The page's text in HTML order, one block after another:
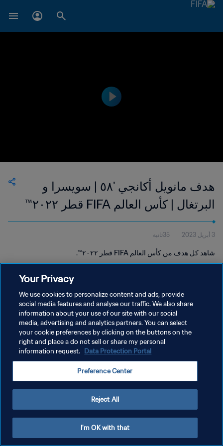
هدف مانويل أكانجي '٥٨ | سويسرا و
البرتغال | كأس العالم FIFA قطر ٢٠٢٢™
3 أبريل 2023 35ثانية
شاهد كل هدف من كأس العالم FIFA قطر ٢٠٢٢™.
سياسة الخصوصية
شروط الخدمة
إدارة تفضيلات ملفات تعريف الارتباط
Your Privacy
We use cookies to personalize content and ads, provide
social media features and analyse our traffic. We also share
information about your use of our site with our social
media, advertising and analytics partners. You can select
your cookie preferences by clicking on the buttons on the
right and place a do not sell or share my personal
information request. Data Protection Portal
Preference Center
Reject All
I'm OK with that